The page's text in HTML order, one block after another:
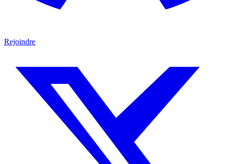
Rejoindre